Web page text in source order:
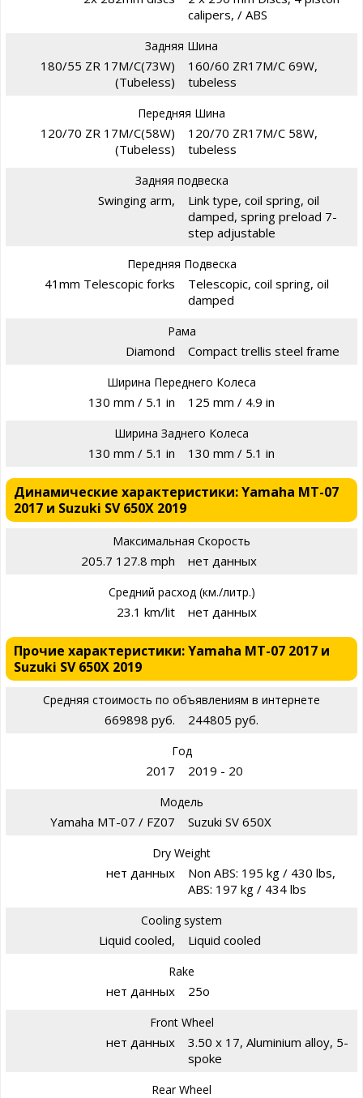
calipers, / ABS
Задняя Шина
180/55 ZR 17M/C(73W)
(Tubeless)
160/60 ZR17M/C 69W,
tubeless
Передняя Шина
120/70 ZR 17M/C(58W)
(Tubeless)
120/70 ZR17M/C 58W,
tubeless
Задняя подвеска
Swinging arm,
Link type, coil spring, oil
damped, spring preload 7-
step adjustable
Передняя Подвеска
41mm Telescopic forks
Telescopic, coil spring, oil
damped
Рама
Diamond Compact trellis steel frame
Ширина Переднего Колеса
130 mm / 5.1 in 125 mm / 4.9 in
Ширина Заднего Колеса
130 mm / 5.1 in 130 mm / 5.1 in
Динамические характеристики: Yamaha MT-07
2017 и Suzuki SV 650X 2019
Максимальная Скорость
205.7 127.8 mph нет данных
Средний расход (км./литр.)
23.1 km/lit нет данных
Прочие характеристики: Yamaha MT-07 2017 и
Suzuki SV 650X 2019
Средняя стоимость по объявлениям в интернете
669898 руб. 244805 руб.
Год
2017 2019 - 20
Модель
Yamaha MT-07 / FZ07 Suzuki SV 650X
Dry Weight
нет данных
Non ABS: 195 kg / 430 lbs,
ABS: 197 kg / 434 lbs
Cooling system
Liquid cooled, Liquid cooled
Rake
нет данных 25o
Front Wheel
нет данных
3.50 x 17, Aluminium alloy, 5-
spoke
Rear Wheel